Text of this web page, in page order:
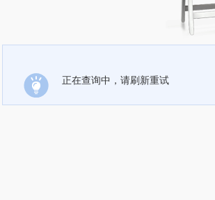
正在查询中，请刷新重试